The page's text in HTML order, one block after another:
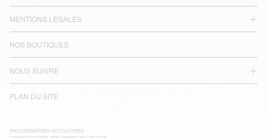
MENTIONS LÉGALES
NOS BOUTIQUES
NOUS SUIVRE
PLAN DU SITE
PHOTOGRAPHIES RETOUCHÉES